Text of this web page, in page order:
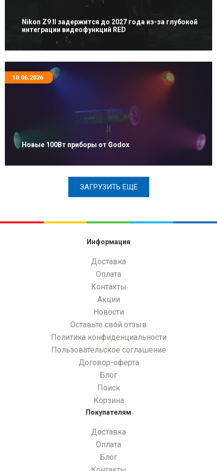
Nikon Z9 II задержится до 2027 года из-за глубокой
интеграции видеофункций RED
10.06.2026
Новые 100Вт приборы от Godox
ЗАГРУЗИТЬ ЕЩЕ
Информация
Доставка
Оплата
Контакты
Акции
Новости
Оставьте свой отзыв
Политика конфиденциальности
Пользовательское соглашение
Договор-оферта
Блог
Поиск
Корзина
Покупателям
Доставка
Оплата
Блог